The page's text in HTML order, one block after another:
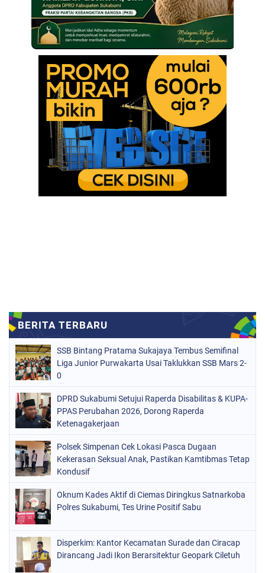
SSB Bintang Pratama Sukajaya Tembus Semifinal
Liga Junior Purwakarta Usai Taklukkan SSB Mars 2-
0
DPRD Sukabumi Setujui Raperda Disabilitas & KUPA-
PPAS Perubahan 2026, Dorong Raperda
Ketenagakerjaan
Polsek Simpenan Cek Lokasi Pasca Dugaan
Kekerasan Seksual Anak, Pastikan Kamtibmas Tetap
Kondusif
Oknum Kades Aktif di Ciemas Diringkus Satnarkoba
Polres Sukabumi, Tes Urine Positif Sabu
Disperkim: Kantor Kecamatan Surade dan Ciracap
Dirancang Jadi Ikon Berarsitektur Geopark Ciletuh